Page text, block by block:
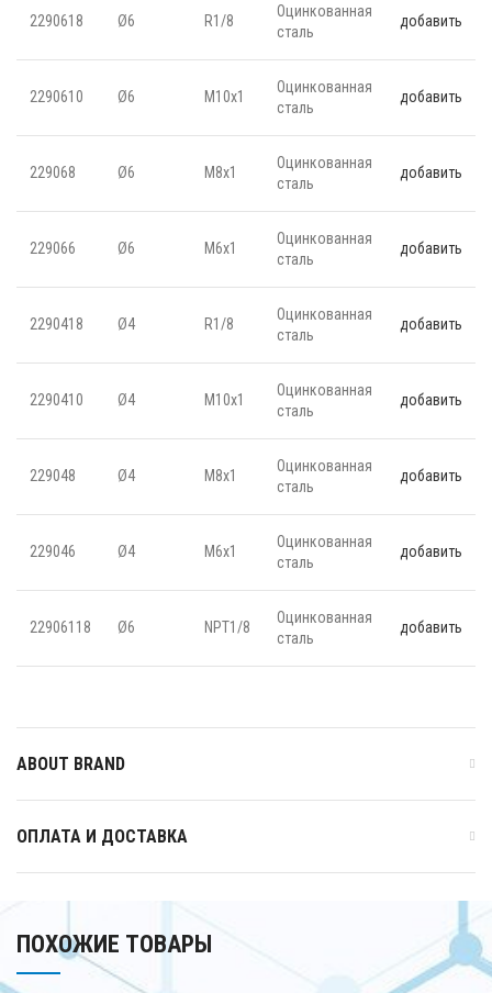
2290618 Ø6 R1/8
Оцинкованная
сталь
добавить
2290610 Ø6 M10х1
Оцинкованная
сталь
добавить
229068 Ø6 M8х1
Оцинкованная
сталь
добавить
229066 Ø6 M6х1
Оцинкованная
сталь
добавить
2290418 Ø4 R1/8
Оцинкованная
сталь
добавить
2290410 Ø4 M10х1
Оцинкованная
сталь
добавить
229048 Ø4 M8х1
Оцинкованная
сталь
добавить
229046 Ø4 M6х1
Оцинкованная
сталь
добавить
22906118 Ø6 NPT1/8
Оцинкованная
сталь
добавить
ABOUT BRAND
ОПЛАТА И ДОСТАВКА
ПОХОЖИЕ ТОВАРЫ